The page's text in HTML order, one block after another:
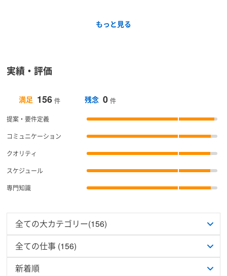
もっと見る
実績・評価
満足 156 件 残念 0 件
提案・要件定義
コミュニケーション
クオリティ
スケジュール
専門知識